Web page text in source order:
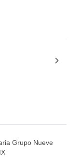
Grupo Nueve